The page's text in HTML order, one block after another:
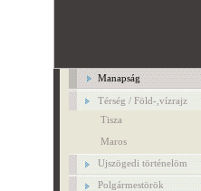
Manapság
Térség / Föld-,vízrajz
Tisza
Maros
Ujszögedi történelöm
Polgármestörök